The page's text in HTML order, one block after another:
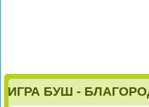
ИГРА БУШ -